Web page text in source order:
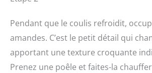
Pendant que le coulis refroidit,
amandes. C’est le petit détail qui
apportant une texture croquante
Prenez une poêle et faites-la chauffer